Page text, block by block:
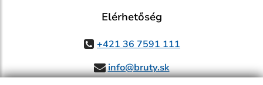
Elérhetőség
+421 36 7591 111
info@bruty.sk